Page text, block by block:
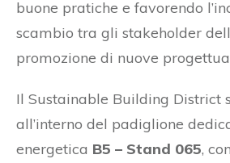
buone pratiche e favorendo
scambio tra gli stakeholder
promozione di nuove
Il Sustainable Building District
all’interno del padiglione
energetica B5 – Stand 065,